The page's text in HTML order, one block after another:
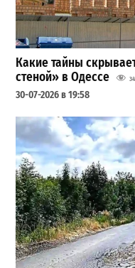
Какие тайны
стеной» в Одессе
30-07-2026 в 19:58